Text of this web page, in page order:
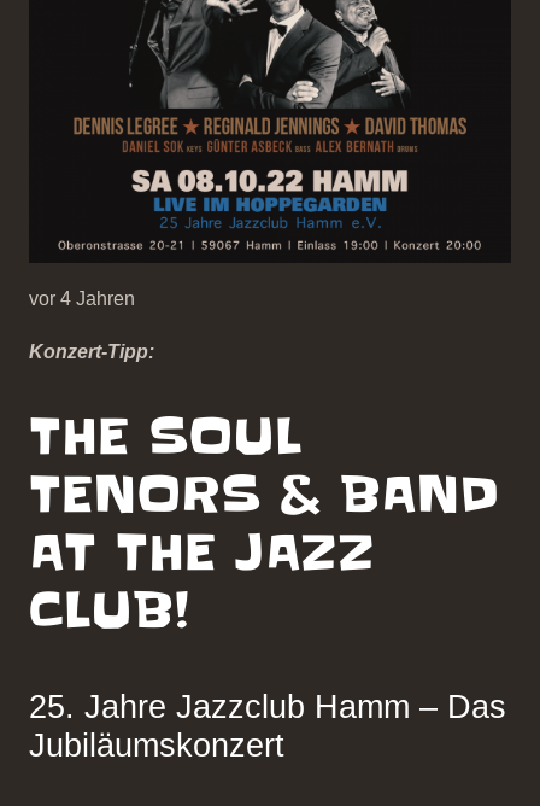
vor 4 Jahren
Konzert-Tipp:
THE SOUL
TENORS & BAND
AT THE JAZZ
CLUB!
25. Jahre Jazzclub Hamm – Das
Jubiläumskonzert